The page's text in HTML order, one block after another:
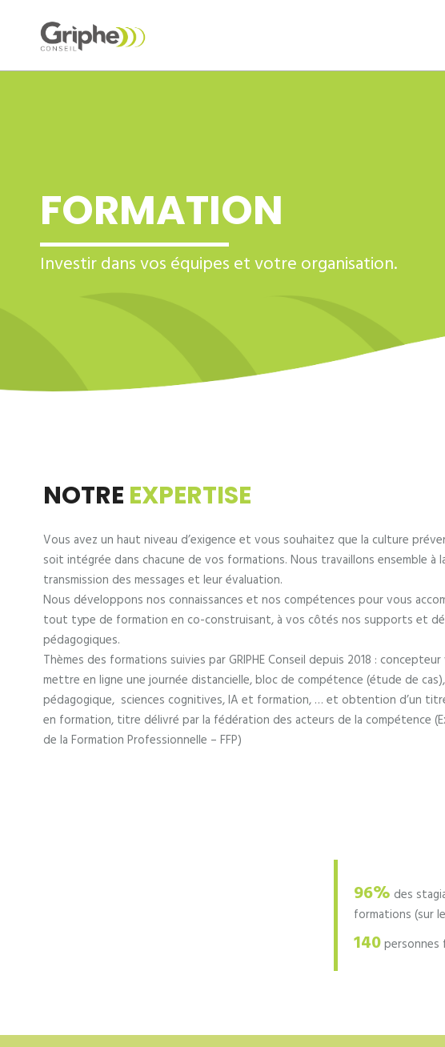
FORMATION
Investir dans vos équipes et votre organisation.
NOTRE EXPERTISE
Vous avez un haut niveau d’exigence et vous souhaitez que la culture
soit intégrée dans chacune de vos formations. Nous travaillons ensemble à
transmission des messages et leur évaluation.
Nous développons nos connaissances et nos compétences pour vous
tout type de formation en co-construisant, à vos côtés nos supports et
pédagogiques.
Thèmes des formations suivies par GRIPHE Conseil depuis 2018 :
mettre en ligne une journée distancielle, bloc de compétence (étude de
pédagogique, sciences cognitives, IA et formation, … et obtention d’un
en formation, titre délivré par la fédération des acteurs de la compétence
de la Formation Professionnelle – FFP)
96% des
formations (sur
140personnes